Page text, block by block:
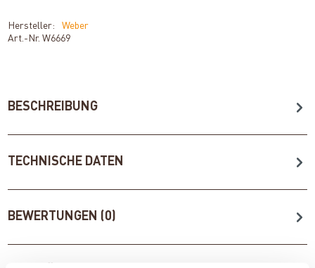
Hersteller:
Weber
Art.-Nr.W6669
BESCHREIBUNG
TECHNISCHE DATEN
BEWERTUNGEN (0)